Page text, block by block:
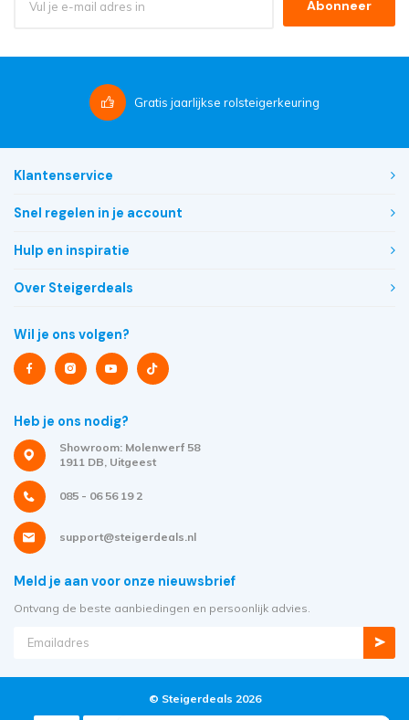
Abonneer
Gratis jaarlijkse rolsteigerkeuring
Klantenservice
Snel regelen in je account
Hulp en inspiratie
Over Steigerdeals
Wil je ons volgen?
Heb je ons nodig?
Showroom: Molenwerf 58
1911 DB, Uitgeest
085 - 06 56 19 2
support@steigerdeals.nl
Meld je aan voor onze nieuwsbrief
Ontvang de beste aanbiedingen en persoonlijk advies.
© Steigerdeals 2026